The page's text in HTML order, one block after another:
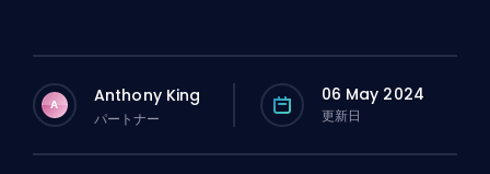
A Anthony King
パートナー
06 May 2024
更新日